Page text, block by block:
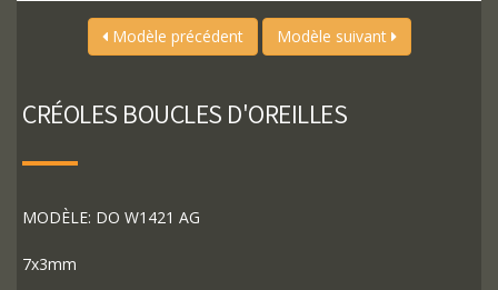
Modèle précédent Modèle suivant
CRÉOLES BOUCLES D'OREILLES
MODÈLE: DO W1421 AG
7x3mm